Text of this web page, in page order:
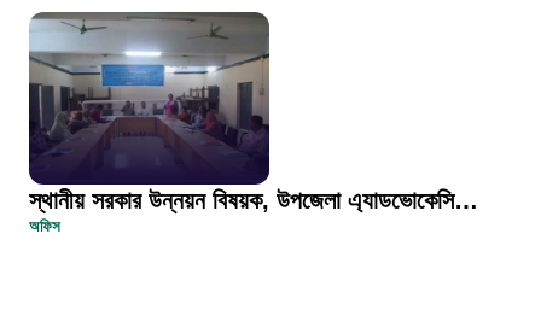
১০৬
দুদক
১০২
দুর্যোগের আগাম বার্তা
স্থানীয় সরকার উন্নয়ন বিষয়ক, উপজেলা এ্যাডভোকেসি
ওয়ার্কশপ
অফিস